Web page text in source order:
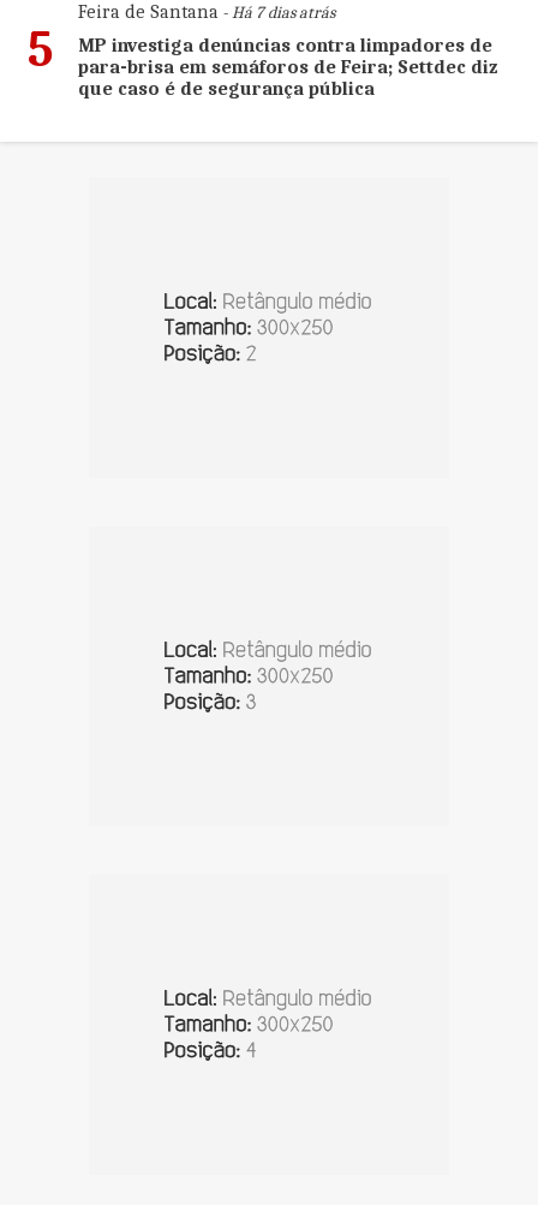
5
Feira de Santana- Há 7 dias atrás
MP investiga denúncias contra limpadores de
para-brisa em semáforos de Feira; Settdec diz
que caso é de segurança pública